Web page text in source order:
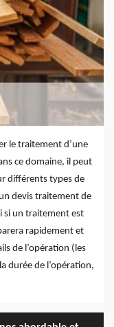
le traitement d’une
ce domaine, il peut
différents types de
devis traitement de
si un traitement est
rapidement et
de l’opération (les
durée de l’opération,